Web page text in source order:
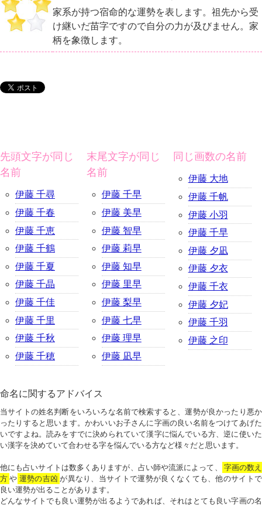
家系が持つ宿命的な運勢を表します。祖先から受
け継いだ苗字ですので自分の力が及びません。家
柄を象徴します。
先頭文字が同じ
名前
伊藤 千尋
伊藤 千春
伊藤 千恵
伊藤 千鶴
伊藤 千夏
伊藤 千晶
伊藤 千佳
伊藤 千里
伊藤 千秋
伊藤 千穂
末尾文字が同じ
名前
伊藤 千早
伊藤 美早
伊藤 智早
伊藤 莉早
伊藤 知早
伊藤 里早
伊藤 梨早
伊藤 七早
伊藤 理早
伊藤 凪早
同じ画数の名前
伊藤 大地
伊藤 千帆
伊藤 小羽
伊藤 千早
伊藤 夕凪
伊藤 夕衣
伊藤 千衣
伊藤 夕妃
伊藤 千羽
伊藤 之印
命名に関するアドバイス
当サイトの姓名判断をいろいろな名前で検索すると、運勢が良かったり悪か
ったりすると思います。かわいいお子さんに字画の良い名前をつけてあげた
いですよね。読みをすでに決められていて漢字に悩んでいる方、逆に使いた
い漢字を決めていて合わせる字を悩んでいる方など様々だと思います。
他にも占いサイトは数多くありますが、占い師や流派によって、
字画の数え
方 や 運勢の吉凶 が異なり、当サイトで運勢が良くなくても、他のサイトで
良い運勢が出ることがあります。
どんなサイトでも良い運勢が出るようであれば、それはとても良い字画の名